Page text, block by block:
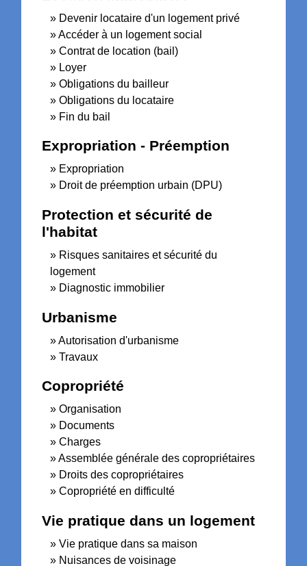
Devenir locataire d'un logement privé
Accéder à un logement social
Contrat de location (bail)
Loyer
Obligations du bailleur
Obligations du locataire
Fin du bail
Expropriation - Préemption
Expropriation
Droit de préemption urbain (DPU)
Protection et sécurité de
l'habitat
Risques sanitaires et sécurité du
logement
Diagnostic immobilier
Urbanisme
Autorisation d'urbanisme
Travaux
Copropriété
Organisation
Documents
Charges
Assemblée générale des copropriétaires
Droits des copropriétaires
Copropriété en difficulté
Vie pratique dans un logement
Vie pratique dans sa maison
Nuisances de voisinage